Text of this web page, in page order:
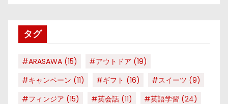
ータグ
#ARASAWA (15) #アウトドア (19)
#キャンペーン (11) #ギフト (16) #スイーツ (9)
#フィンジア (15) #英会話 (11) #英語学習 (24)